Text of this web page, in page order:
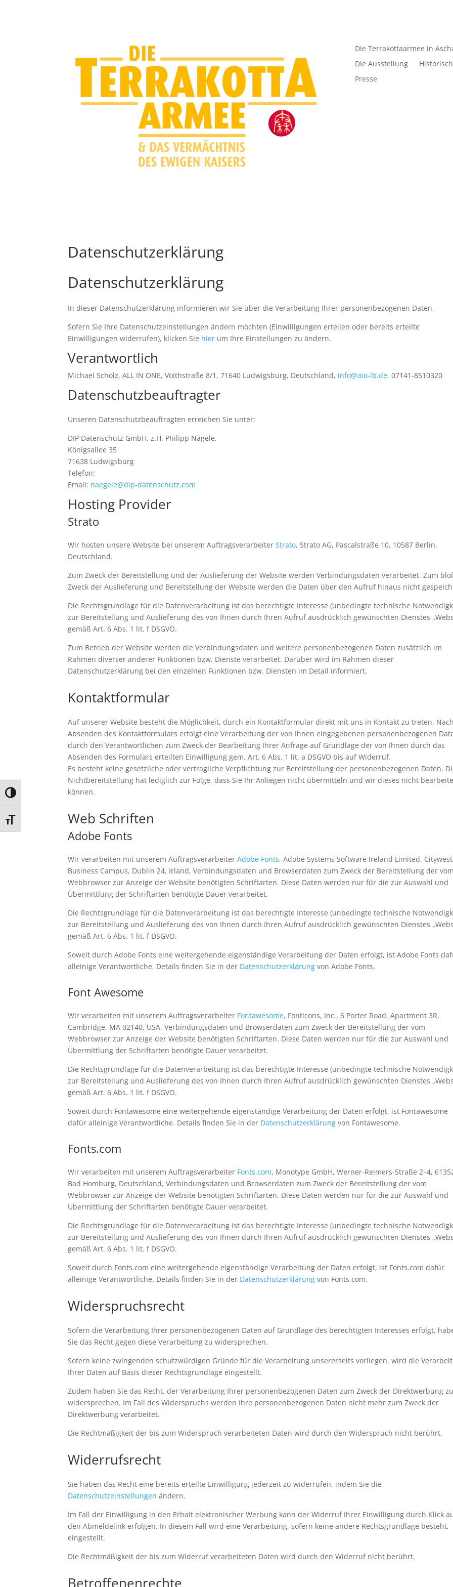
Umschalten auf hohe Kontraste
Schrift vergrößern
Die Terrakottaarmee in
Die Ausstellung
Presse
Datenschutzerklärung
Datenschutzerklärung
In dieser Datenschutzerklärung informieren wir Sie über die Verarbeitung Ihrer personenbezogenen Daten.
Sofern Sie Ihre Datenschutzeinstellungen ändern möchten (Einwilligungen erteilen oder bereits erteilte
Einwilligungen widerrufen), klicken Sie hier um Ihre Einstellungen zu ändern.
Verantwortlich
Michael Scholz, ALL IN ONE, Voithstraße 8/1, 71640 Ludwigsburg, Deutschland, info@aio-lb.de, 07141-8510320
Datenschutzbeauftragter
Unseren Datenschutzbeauftragten erreichen Sie unter:
DIP Datenschutz GmbH, z.H. Philipp Nägele,
Königsallee 35
71638 Ludwigsburg
Telefon:
Email: naegele@dip-datenschutz.com
Hosting Provider
Strato
Wir hosten unsere Website bei unserem AuftragsverarbeiterStrato, Strato AG, Pascalstraße 10, 10587 Berlin,
Deutschland.
Zum Zweck der Bereitstellung und der Auslieferung der Website werden Verbindungsdaten verarbeitet. Zum
Zweck der Auslieferung und Bereitstellung der Website werden die Daten über den Aufruf hinaus nicht
Die Rechtsgrundlage für die Datenverarbeitung ist das berechtigte Interesse (unbedingte technische
zur Bereitstellung und Auslieferung des von Ihnen durch Ihren Aufruf ausdrücklich gewünschten Dienstes
gemäß Art. 6 Abs. 1 lit. f DSGVO.
Zum Betrieb der Website werden die Verbindungsdaten und weitere personenbezogenen Daten zusätzlich im
Rahmen diverser anderer Funktionen bzw. Dienste verarbeitet. Darüber wird im Rahmen dieser
Datenschutzerklärung bei den einzelnen Funktionen bzw. Diensten im Detail informiert.
Kontaktformular
Auf unserer Website besteht die Möglichkeit, durch ein Kontaktformular direkt mit uns in Kontakt zu treten. Nach
Absenden des Kontaktformulars erfolgt eine Verarbeitung der von Ihnen eingegebenen personenbezogenen
durch den Verantwortlichen zum Zweck der Bearbeitung Ihrer Anfrage auf Grundlage der von Ihnen durch das
Absenden des Formulars erteilten Einwilligung gem. Art. 6 Abs. 1 lit. a DSGVO bis auf Widerruf.
Es besteht keine gesetzliche oder vertragliche Verpflichtung zur Bereitstellung der personenbezogenen Daten.
Nichtbereitstellung hat lediglich zur Folge, dass Sie Ihr Anliegen nicht übermitteln und wir dieses nicht
können.
Web Schriften
Adobe Fonts
Wir verarbeiten mit unserem AuftragsverarbeiterAdobe Fonts, Adobe Systems Software Ireland Limited, Citywest
Business Campus, Dublin 24, Irland, Verbindungsdaten und Browserdaten zum Zweck der Bereitstellung der vom
Webbrowser zur Anzeige der Website benötigten Schriftarten. Diese Daten werden nur für die zur Auswahl und
Übermittlung der Schriftarten benötigte Dauer verarbeitet.
Die Rechtsgrundlage für die Datenverarbeitung ist das berechtigte Interesse (unbedingte technische
zur Bereitstellung und Auslieferung des von Ihnen durch Ihren Aufruf ausdrücklich gewünschten Dienstes
gemäß Art. 6 Abs. 1 lit. f DSGVO.
Soweit durch Adobe Fonts eine weitergehende eigenständige Verarbeitung der Daten erfolgt, ist Adobe Fonts
alleinige Verantwortliche. Details finden Sie in der Datenschutzerklärung von Adobe Fonts.
Font Awesome
Wir verarbeiten mit unserem Auftragsverarbeiter Fontawesome, Fonticons, Inc., 6 Porter Road, Apartment 3R,
Cambridge, MA 02140, USA, Verbindungsdaten und Browserdaten zum Zweck der Bereitstellung der vom
Webbrowser zur Anzeige der Website benötigten Schriftarten. Diese Daten werden nur für die zur Auswahl und
Übermittlung der Schriftarten benötigte Dauer verarbeitet.
Die Rechtsgrundlage für die Datenverarbeitung ist das berechtigte Interesse (unbedingte technische
zur Bereitstellung und Auslieferung des von Ihnen durch Ihren Aufruf ausdrücklich gewünschten Dienstes
gemäß Art. 6 Abs. 1 lit. f DSGVO.
Soweit durch Fontawesome eine weitergehende eigenständige Verarbeitung der Daten erfolgt, ist Fontawesome
dafür alleinige Verantwortliche. Details finden Sie in der Datenschutzerklärung von Fontawesome.
Fonts.com
Wir verarbeiten mit unserem Auftragsverarbeiter Fonts.com, Monotype GmbH, Werner-Reimers-Straße 2–4,
Bad Homburg, Deutschland, Verbindungsdaten und Browserdaten zum Zweck der Bereitstellung der vom
Webbrowser zur Anzeige der Website benötigten Schriftarten. Diese Daten werden nur für die zur Auswahl und
Übermittlung der Schriftarten benötigte Dauer verarbeitet.
Die Rechtsgrundlage für die Datenverarbeitung ist das berechtigte Interesse (unbedingte technische
zur Bereitstellung und Auslieferung des von Ihnen durch Ihren Aufruf ausdrücklich gewünschten Dienstes
gemäß Art. 6 Abs. 1 lit. f DSGVO.
Soweit durch Fonts.com eine weitergehende eigenständige Verarbeitung der Daten erfolgt, ist Fonts.com dafür
alleinige Verantwortliche. Details finden Sie in der Datenschutzerklärung von Fonts.com.
Widerspruchsrecht
Sofern die Verarbeitung Ihrer personenbezogenen Daten auf Grundlage des berechtigten Interesses erfolgt,
Sie das Recht gegen diese Verarbeitung zu widersprechen.
Sofern keine zwingenden schutzwürdigen Gründe für die Verarbeitung unsererseits vorliegen, wird die
Ihrer Daten auf Basis dieser Rechtsgrundlage eingestellt.
Zudem haben Sie das Recht, der Verarbeitung Ihrer personenbezogenen Daten zum Zweck der Direktwerbung zu
widersprechen. Im Fall des Widerspruchs werden Ihre personenbezogenen Daten nicht mehr zum Zweck der
Direktwerbung verarbeitet.
Die Rechtmäßigkeit der bis zum Widerspruch verarbeiteten Daten wird durch den Widerspruch nicht berührt.
Widerrufsrecht
Sie haben das Recht eine bereits erteilte Einwilligung jederzeit zu widerrufen, indem Sie die
Datenschutzeinstellungen ändern.
Im Fall der Einwilligung in den Erhalt elektronischer Werbung kann der Widerruf Ihrer Einwilligung durch Klick
den Abmeldelink erfolgen. In diesem Fall wird eine Verarbeitung, sofern keine andere Rechtsgrundlage besteht,
eingestellt.
Die Rechtmäßigkeit der bis zum Widerruf verarbeiteten Daten wird durch den Widerruf nicht berührt.
Betroffenenrechte